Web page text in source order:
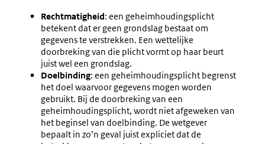
Rechtmatigheid: een geheimhoudingsplicht
betekent dat er geen grondslag bestaat om
gegevens te verstrekken. Een wettelijke
doorbreking van die plicht vormt op haar beurt
juist wel een grondslag.
Doelbinding: een geheimhoudingsplicht begrenst
het doel waarvoor gegevens mogen worden
gebruikt. Bij de doorbreking van een
geheimhoudingsplicht, wordt niet afgeweken van
het beginsel van doelbinding. De wetgever
bepaalt in zo’n geval juist expliciet dat de